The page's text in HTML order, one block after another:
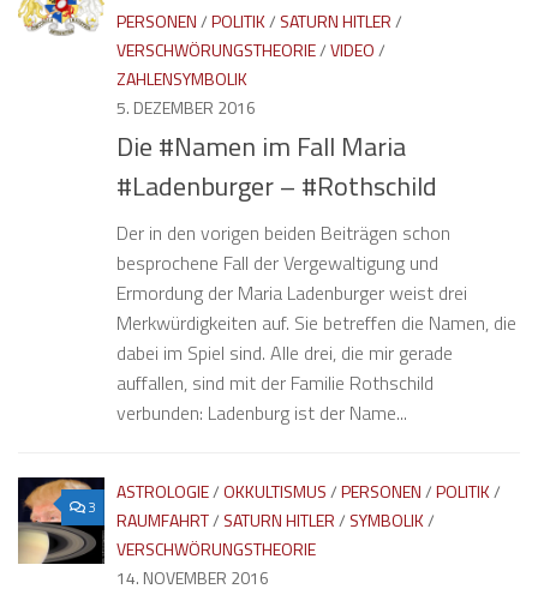
PERSONEN/POLITIK/ SATURN HITLER/
VERSCHWÖRUNGSTHEORIE/VIDEO/
ZAHLENSYMBOLIK
5. DEZEMBER 2016
Die #Namen im Fall Maria
#Ladenburger – #Rothschild
Der in den vorigen beiden Beiträgen schon
besprochene Fall der Vergewaltigung und
Ermordung der Maria Ladenburger weist drei
Merkwürdigkeiten auf. Sie betreffen die Namen, die
dabei im Spiel sind. Alle drei, die mir gerade
auffallen, sind mit der Familie Rothschild
verbunden: Ladenburg ist der Name...
3
ASTROLOGIE/OKKULTISMUS/PERSONEN/POLITIK/
RAUMFAHRT/ SATURN HITLER/ SYMBOLIK/
VERSCHWÖRUNGSTHEORIE
14. NOVEMBER 2016